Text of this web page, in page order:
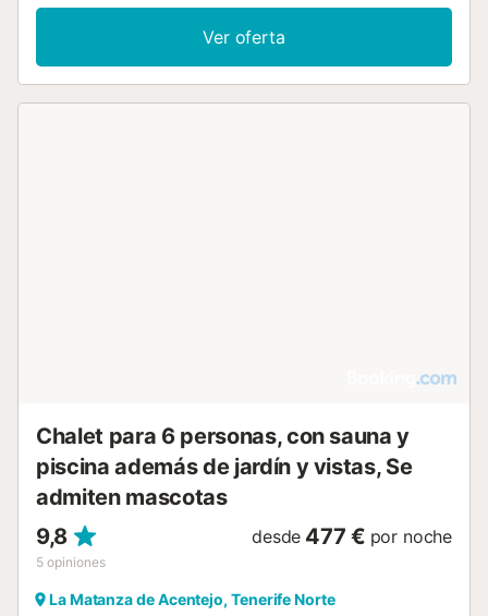
Ver oferta
Chalet para 6 personas, con sauna y
piscina además de jardín y vistas, Se
admiten mascotas
9,8
5 opiniones
desde 477 € por noche
La Matanza de Acentejo, Tenerife Norte